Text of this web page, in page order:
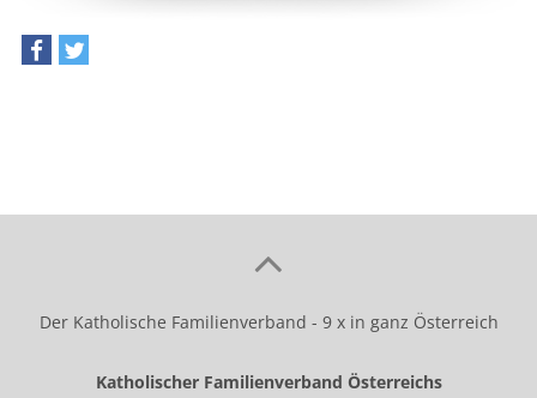
Der Katholische Familienverband - 9 x in ganz Österreich
Katholischer Familienverband Österreichs